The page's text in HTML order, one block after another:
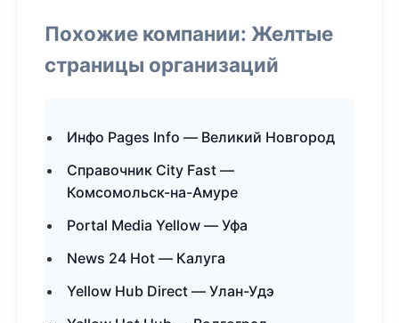
Похожие компании: Желтые
страницы организаций
Инфо Pages Info — Великий Новгород
Справочник City Fast —
Комсомольск-на-Амуре
Portal Media Yellow — Уфа
News 24 Hot — Калуга
Yellow Hub Direct — Улан-Удэ